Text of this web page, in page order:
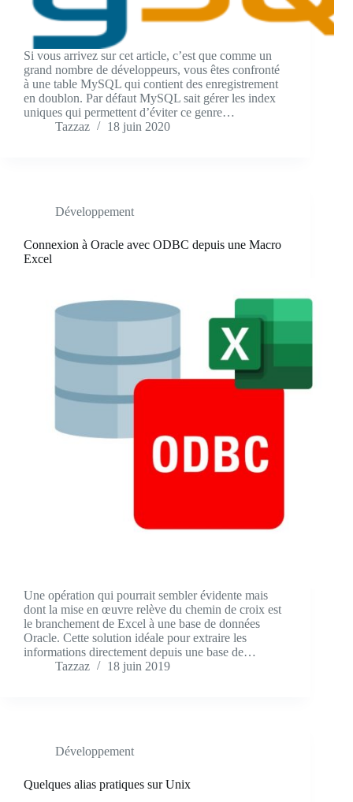
Si vous arrivez sur cet article, c’est que comme un
grand nombre de développeurs, vous êtes confronté
à une table MySQL qui contient des enregistrement
en doublon. Par défaut MySQL sait gérer les index
uniques qui permettent d’éviter ce genre…
Tazzaz
18 juin 2020
Développement
Connexion à Oracle avec ODBC depuis une Macro
Excel
Une opération qui pourrait sembler évidente mais
dont la mise en œuvre relève du chemin de croix est
le branchement de Excel à une base de données
Oracle. Cette solution idéale pour extraire les
informations directement depuis une base de…
Tazzaz
18 juin 2019
Développement
Quelques alias pratiques sur Unix